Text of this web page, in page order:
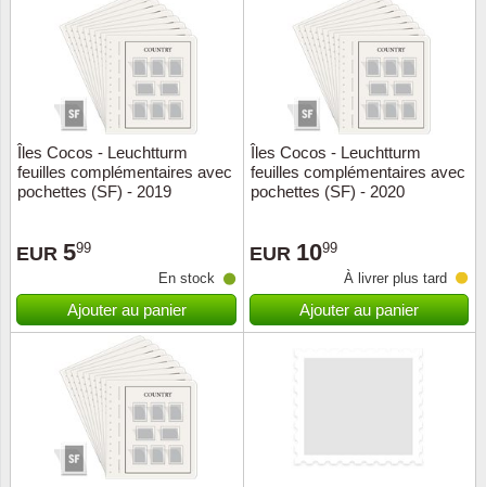
Îles Cocos - Leuchtturm
feuilles complémentaires avec
pochettes (SF) - 2019
EUR 599
En stock
Ajouter au panier
Îles Cocos - Leuchtturm
feuilles complémentaires avec
pochettes (SF) - 2020
EUR 1099
À livrer plus tard
Ajouter au panier